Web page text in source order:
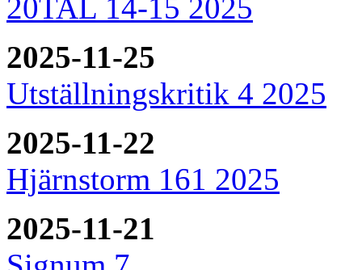
20TAL 14-15 2025
2025-11-25
Utställningskritik 4 2025
2025-11-22
Hjärnstorm 161 2025
2025-11-21